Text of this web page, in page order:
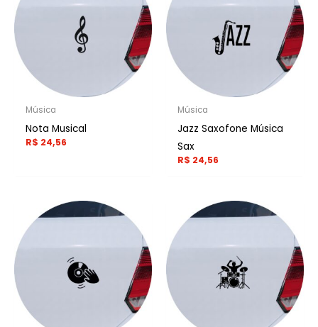
Música
Nota Musical
R$ 24,56
Música
Jazz Saxofone Música
Sax
R$ 24,56